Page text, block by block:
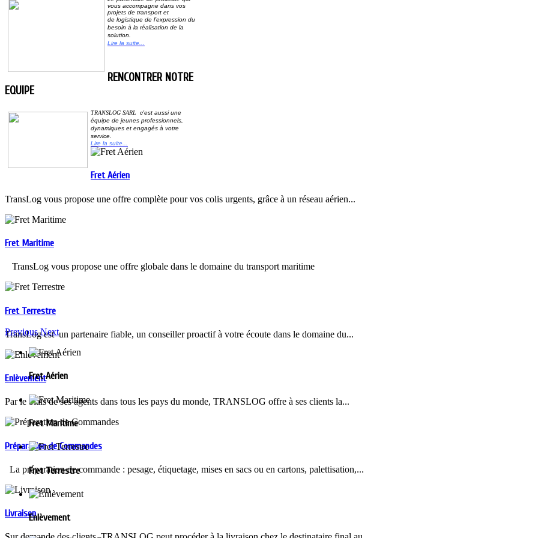
vous accompagne dans vos
projets de transport et
de logistique de l’expression du
besoin à la réalisation de la
solution.
Lire la suite...
RENCONTRER NOTRE
EQUIPE
TRANSLOG SARL
c'est aussi une
équipe de jeunes professionnels,
dynamiques et engagés à votre
service
Lire la suite...
Fret Aérien
TransLog vous propose une offre complète pour vos colis urgents, grâce à un réseau aérien...
Fret Maritime
TransLog vous propose une offre globale dans le domaine du transport maritime
Fret Terrestre
TransLog est un partenaire fiable, un conseiller proactif à votre écoute dans le domaine du...
Enlèvement
Par le biais de ses agents dans tous les pays du monde, TRANSLOG offre à ses clients la...
Préparation de Commandes
La préparation de commande : pesage, étiquetage, mises en sacs ou en cartons, palettisation,...
Livraison
Previous Next
Fret Aérien
Fret Maritime
Fret Terrestre
Enlèvement